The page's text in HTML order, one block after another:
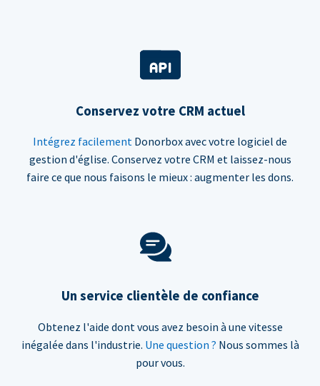
Conservez votre CRM actuel
Intégrez facilement Donorbox avec votre logiciel de
gestion d'église. Conservez votre CRM et laissez-nous
faire ce que nous faisons le mieux : augmenter les dons.
Un service clientèle de confiance
Obtenez l'aide dont vous avez besoin à une vitesse
inégalée dans l'industrie. Une question ? Nous sommes là
pour vous.